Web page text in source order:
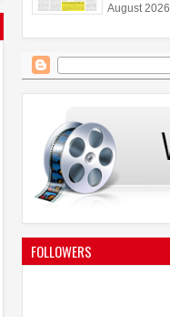
August 2026
FOLLOWERS